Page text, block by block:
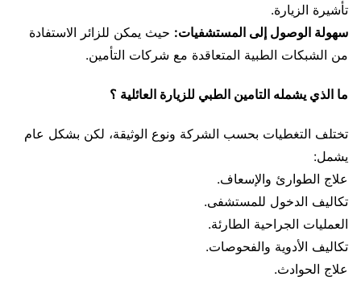
تأشيرة الزيارة.
سهولة الوصول إلى المستشفيات: حيث يمكن للزائر الاستفادة
من الشبكات الطبية المتعاقدة مع شركات التأمين.
ما الذي يشمله التامين الطبي للزيارة العائلية ؟
تختلف التغطيات بحسب الشركة ونوع الوثيقة، لكن بشكل عام
يشمل:
علاج الطوارئ والإسعاف.
تكاليف الدخول للمستشفى.
العمليات الجراحية الطارئة.
تكاليف الأدوية والفحوصات.
علاج الحوادث.